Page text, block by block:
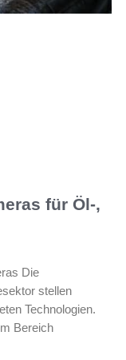
für Öl-,
Die
stellen
Technologien.
Bereich